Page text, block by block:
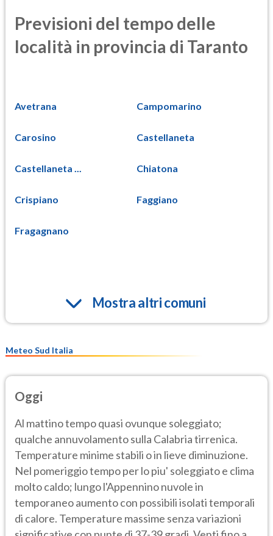
Previsioni del tempo delle
località in provincia di Taranto
Avetrana Campomarino
Carosino Castellaneta
Castellaneta ... Chiatona
Crispiano Faggiano
Fragagnano
Mostra altri comuni
Meteo Sud Italia
Oggi
Al mattino tempo quasi ovunque soleggiato;
qualche annuvolamento sulla Calabria tirrenica.
Temperature minime stabili o in lieve diminuzione.
Nel pomeriggio tempo per lo piu' soleggiato e clima
molto caldo; lungo l'Appennino nuvole in
temporaneo aumento con possibili isolati temporali
di calore. Temperature massime senza variazioni